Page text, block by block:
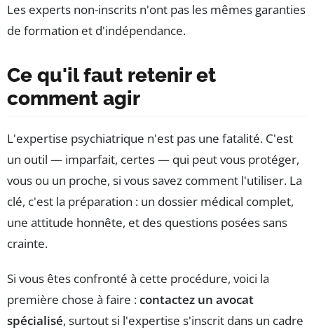
Les experts non-inscrits n'ont pas les mêmes garanties
de formation et d'indépendance.
Ce qu'il faut retenir et
comment agir
L'expertise psychiatrique n'est pas une fatalité. C'est
un outil — imparfait, certes — qui peut vous protéger,
vous ou un proche, si vous savez comment l'utiliser. La
clé, c'est la préparation : un dossier médical complet,
une attitude honnête, et des questions posées sans
crainte.
Si vous êtes confronté à cette procédure, voici la
première chose à faire :contactez un avocat
spécialisé, surtout si l'expertise s'inscrit dans un cadre